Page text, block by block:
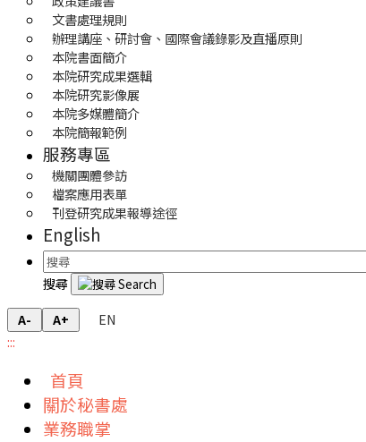
文書處理規則
辦理講座、研討會、國際會議錄影及直播原則
本院書面簡介
本院研究成果選輯
本院研究影像展
本院多媒體簡介
本院簡報範例
服務專區
機關團體參訪
檔案應用表單
刊登研究成果報導途徑
English
搜尋
A- A+
EN
:::
首頁
關於秘書處
業務職掌